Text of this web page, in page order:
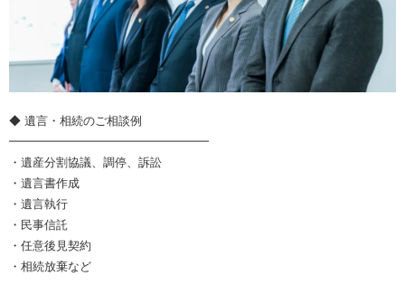
◆ 遺言・相続のご相談例
━━━━━━━━━━━━━━━━━
・遺産分割協議、調停、訴訟
・遺言書作成
・遺言執行
・民事信託
・任意後見契約
・相続放棄など